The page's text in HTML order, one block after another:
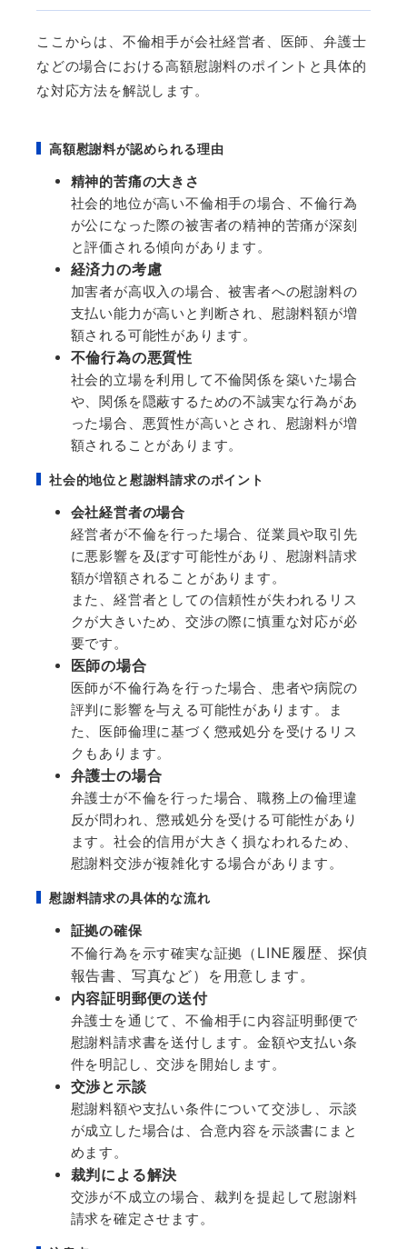
ここからは、不倫相手が会社経営者、医師、弁護士
などの場合における高額慰謝料のポイントと具体的
な対応方法を解説します。
高額慰謝料が認められる理由
精神的苦痛の大きさ
社会的地位が高い不倫相手の場合、不倫行為
が公になった際の被害者の精神的苦痛が深刻
と評価される傾向があります。
経済力の考慮
加害者が高収入の場合、被害者への慰謝料の
支払い能力が高いと判断され、慰謝料額が増
額される可能性があります。
不倫行為の悪質性
社会的立場を利用して不倫関係を築いた場合
や、関係を隠蔽するための不誠実な行為があ
った場合、悪質性が高いとされ、慰謝料が増
額されることがあります。
社会的地位と慰謝料請求のポイント
会社経営者の場合
経営者が不倫を行った場合、従業員や取引先
に悪影響を及ぼす可能性があり、慰謝料請求
額が増額されることがあります。
また、経営者としての信頼性が失われるリス
クが大きいため、交渉の際に慎重な対応が必
要です。
医師の場合
医師が不倫行為を行った場合、患者や病院の
評判に影響を与える可能性があります。ま
た、医師倫理に基づく懲戒処分を受けるリス
クもあります。
弁護士の場合
弁護士が不倫を行った場合、職務上の倫理違
反が問われ、懲戒処分を受ける可能性があり
ます。社会的信用が大きく損なわれるため、
慰謝料交渉が複雑化する場合があります。
慰謝料請求の具体的な流れ
証拠の確保
不倫行為を示す確実な証拠（ LINE 履歴、探偵
報告書、写真など）を用意します。
内容証明郵便の送付
弁護士を通じて、不倫相手に内容証明郵便で
慰謝料請求書を送付します。金額や支払い条
件を明記し、交渉を開始します。
交渉と示談
慰謝料額や支払い条件について交渉し、示談
が成立した場合は、合意内容を示談書にまと
めます。
裁判による解決
交渉が不成立の場合、裁判を提起して慰謝料
請求を確定させます。